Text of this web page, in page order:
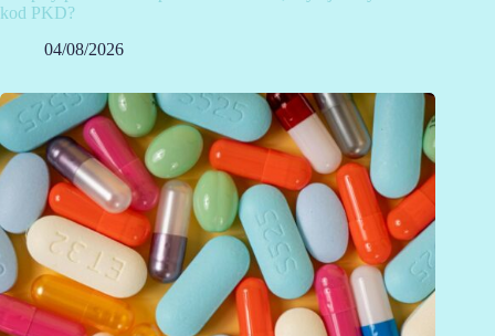
kod PKD?
04/08/2026